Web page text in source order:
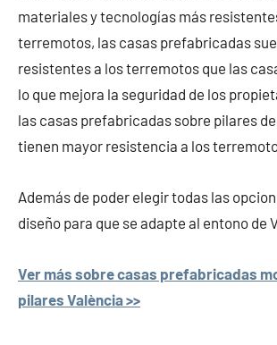
materiales y tecnologías más
terremotos, las casas prefabricadas
resistentes a los terremotos que las
lo que mejora la seguridad de los
las casas prefabricadas sobre pilares
tienen mayor resistencia a los
Además de poder elegir todas las
diseño para que se adapte al entono de
Ver más sobre casas prefabricadas
pilares València >>